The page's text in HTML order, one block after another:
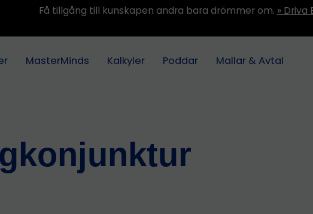
Få tillgång till kunskapen andra bara drömmer om. » Driva
MasterMinds Kalkyler Poddar Mallar & Avtal